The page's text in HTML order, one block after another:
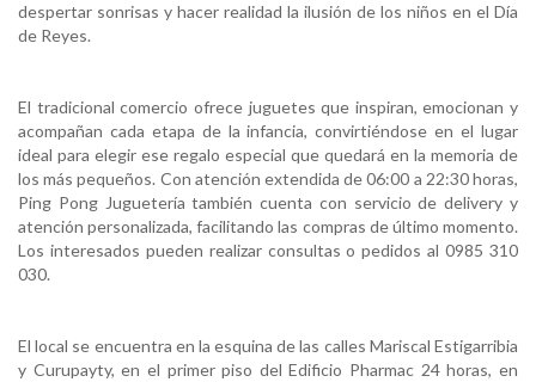
despertar sonrisas y hacer realidad la ilusión de los niños en el Día
de Reyes.
El tradicional comercio ofrece juguetes que inspiran, emocionan y
acompañan cada etapa de la infancia, convirtiéndose en el lugar
ideal para elegir ese regalo especial que quedará en la memoria de
los más pequeños. Con atención extendida de 06:00 a 22:30 horas,
Ping Pong Juguetería también cuenta con servicio de delivery y
atención personalizada, facilitando las compras de último momento.
Los interesados pueden realizar consultas o pedidos al 0985 310
030.
El local se encuentra en la esquina de las calles Mariscal Estigarribia
y Curupayty, en el primer piso del Edificio Pharmac 24 horas, en